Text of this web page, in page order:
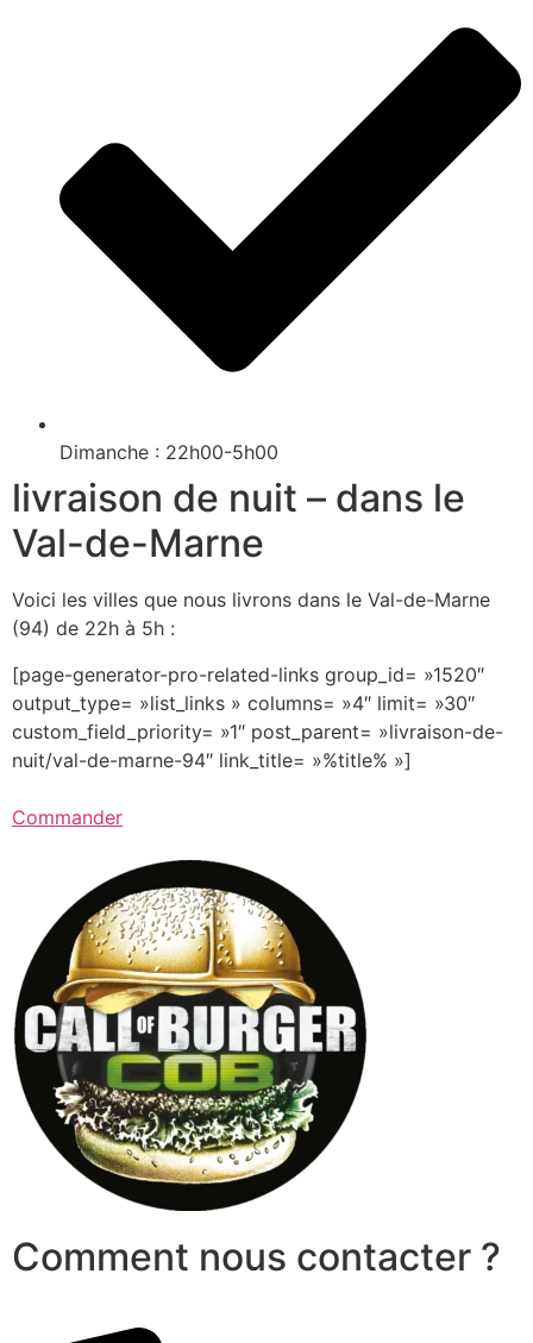
Dimanche : 22h00-5h00
livraison de nuit – dans le
Val-de-Marne
Voici les villes que nous livrons dans le Val-de-Marne
(94) de 22h à 5h :
[page-generator-pro-related-links group_id= »1520″
output_type= »list_links » columns= »4″ limit= »30″
custom_field_priority= »1″ post_parent= »livraison-de-
nuit/val-de-marne-94″ link_title= »%title% »]
Commander
Comment nous contacter ?